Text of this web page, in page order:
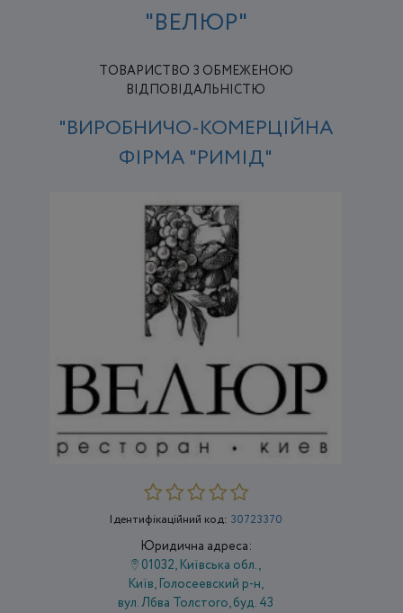
"ВЕЛЮР"
ТОВАРИСТВО З ОБМЕЖЕНОЮ
ВІДПОВІДАЛЬНІСТЮ
"ВИРОБНИЧО-КОМЕРЦІЙНА
ФІРМА "РИМІД"
Ідентифікаційний код: 30723370
Юридична адреса:
01032, Київська обл.,
Київ, Голосеевский р-н,
вул. Лбва Толстого, буд. 43